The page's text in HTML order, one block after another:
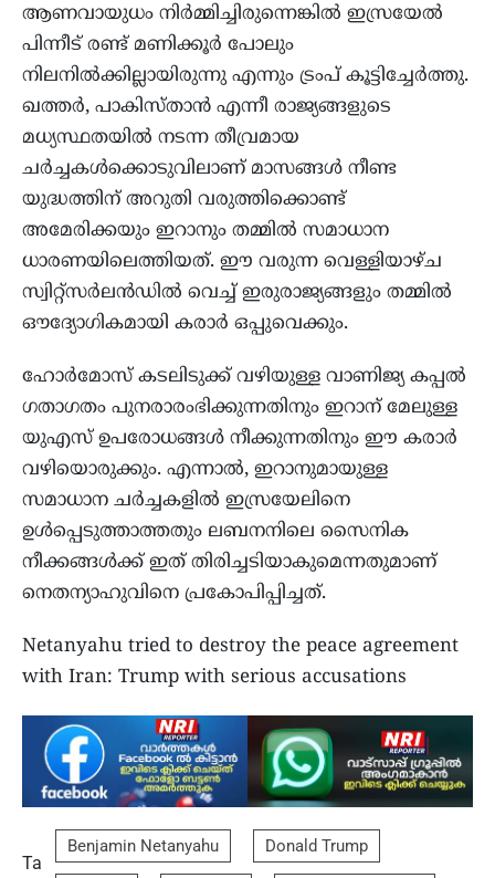
ആണവായുധം നിർമ്മിച്ചിരുന്നെങ്കിൽ ഇസ്രയേൽ
പിന്നീട് രണ്ട് മണിക്കൂർ പോലും
നിലനിൽക്കില്ലായിരുന്നു എന്നും ട്രംപ് കൂട്ടിച്ചേർത്തു.
ഖത്തർ, പാകിസ്താൻ എന്നീ രാജ്യങ്ങളുടെ
മധ്യസ്ഥതയിൽ നടന്ന തീവ്രമായ
ചർച്ചകൾക്കൊടുവിലാണ് മാസങ്ങൾ നീണ്ട
യുദ്ധത്തിന് അറുതി വരുത്തിക്കൊണ്ട്
അമേരിക്കയും ഇറാനും തമ്മിൽ സമാധാന
ധാരണയിലെത്തിയത്. ഈ വരുന്ന വെള്ളിയാഴ്ച
സ്വിറ്റ്സർലൻഡിൽ വെച്ച് ഇരുരാജ്യങ്ങളും തമ്മിൽ
ഔദ്യോഗികമായി കരാർ ഒപ്പുവെക്കും.
ഹോർമോസ് കടലിടുക്ക് വഴിയുള്ള വാണിജ്യ കപ്പൽ
ഗതാഗതം പുനരാരംഭിക്കുന്നതിനും ഇറാന് മേലുള്ള
യുഎസ് ഉപരോധങ്ങൾ നീക്കുന്നതിനും ഈ കരാർ
വഴിയൊരുക്കും. എന്നാൽ, ഇറാനുമായുള്ള
സമാധാന ചർച്ചകളിൽ ഇസ്രയേലിനെ
ഉൾപ്പെടുത്താത്തതും ലബനനിലെ സൈനിക
നീക്കങ്ങൾക്ക് ഇത് തിരിച്ചടിയാകുമെന്നതുമാണ്
നെതന്യാഹുവിനെ പ്രകോപിപ്പിച്ചത്.
Netanyahu tried to destroy the peace agreement
with Iran: Trump with serious accusations
Ta
Benjamin Netanyahu Donald Trump